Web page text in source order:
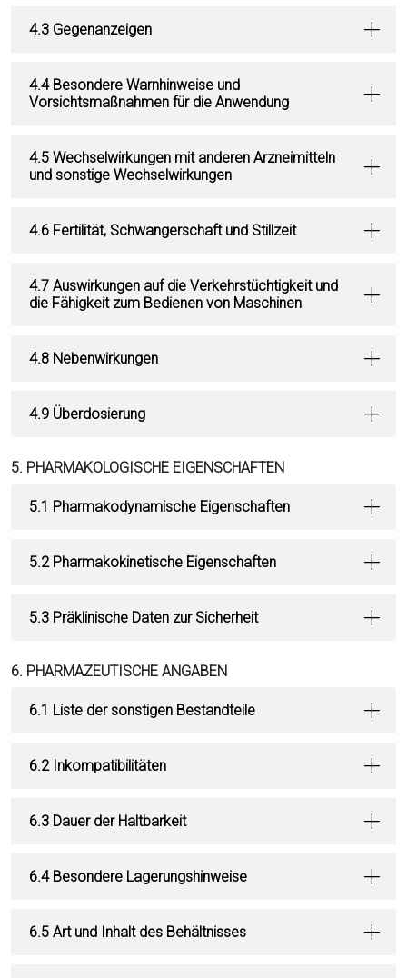
4.3 Gegenanzeigen
4.4 Besondere Warnhinweise und
Vorsichtsmaßnahmen für die Anwendung
4.5 Wechselwirkungen mit anderen Arzneimitteln
und sonstige Wechselwirkungen
4.6 Fertilität, Schwangerschaft und Stillzeit
4.7 Auswirkungen auf die Verkehrstüchtigkeit und
die Fähigkeit zum Bedienen von Maschinen
4.8 Nebenwirkungen
4.9 Überdosierung
5. PHARMAKOLOGISCHE EIGENSCHAFTEN
5.1 Pharmakodynamische Eigenschaften
5.2 Pharmakokinetische Eigenschaften
5.3 Präklinische Daten zur Sicherheit
6. PHARMAZEUTISCHE ANGABEN
6.1 Liste der sonstigen Bestandteile
6.2 Inkompatibilitäten
6.3 Dauer der Haltbarkeit
6.4 Besondere Lagerungshinweise
6.5 Art und Inhalt des Behältnisses